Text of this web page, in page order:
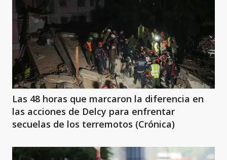
Las 48 horas que marcaron la diferencia en
las acciones de Delcy para enfrentar
secuelas de los terremotos (Crónica)